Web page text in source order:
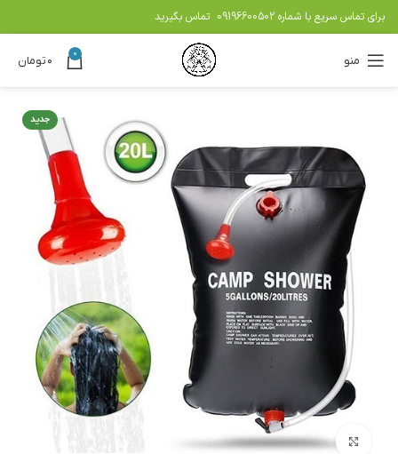
برای تماس سریع با شماره 09196600502 تماس بگیرید
منو 0 ۰تومان
جدید
بزرگنمایی تصویر